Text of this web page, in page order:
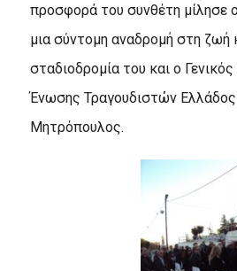
προσφορά του συνθέτη μίλησε
μια σύντομη αναδρομή στη ζωή
σταδιοδρομία του και ο
Ένωσης Τραγουδιστών Ελλάδος
Μητρόπουλος.